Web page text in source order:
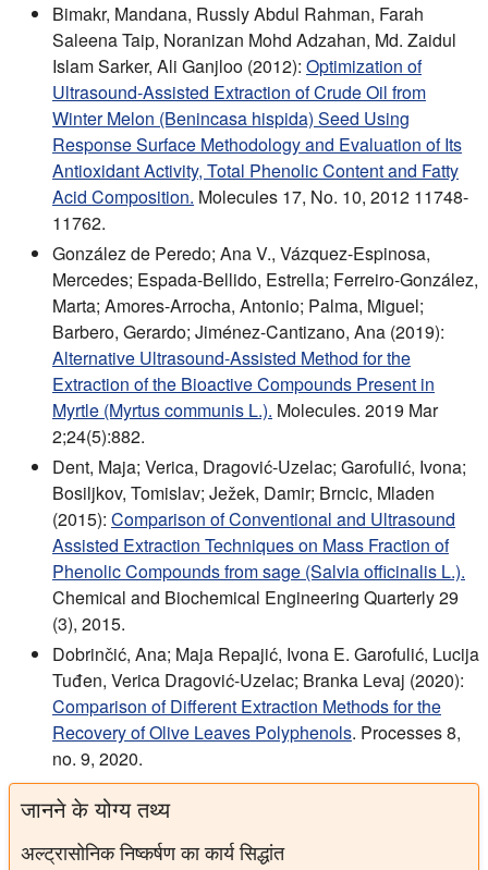
Bimakr, Mandana, Russly Abdul Rahman, Farah
Saleena Taip, Noranizan Mohd Adzahan, Md. Zaidul
Islam Sarker, Ali Ganjloo (2012): Optimization of
Ultrasound-Assisted Extraction of Crude Oil from
Winter Melon (Benincasa hispida) Seed Using
Response Surface Methodology and Evaluation of Its
Antioxidant Activity, Total Phenolic Content and Fatty
Acid Composition. Molecules 17, No. 10, 2012 11748-
11762.
González de Peredo; Ana V., Vázquez-Espinosa,
Mercedes; Espada-Bellido, Estrella; Ferreiro-González,
Marta; Amores-Arrocha, Antonio; Palma, Miguel;
Barbero, Gerardo; Jiménez-Cantizano, Ana (2019):
Alternative Ultrasound-Assisted Method for the
Extraction of the Bioactive Compounds Present in
Myrtle (Myrtus communis L.). Molecules. 2019 Mar
2;24(5):882.
Dent, Maja; Verica, Dragović-Uzelac; Garofulić, Ivona;
Bosiljkov, Tomislav; Ježek, Damir; Brncic, Mladen
(2015): Comparison of Conventional and Ultrasound
Assisted Extraction Techniques on Mass Fraction of
Phenolic Compounds from sage (Salvia officinalis L.).
Chemical and Biochemical Engineering Quarterly 29
(3), 2015.
Dobrinčić, Ana; Maja Repajić, Ivona E. Garofulić, Lucija
Tuđen, Verica Dragović-Uzelac; Branka Levaj (2020):
Comparison of Different Extraction Methods for the
Recovery of Olive Leaves Polyphenols. Processes 8,
no. 9, 2020.
जानने के योग्य तथ्य
अल्ट्रासोनिक निष्कर्षण का कार्य सिद्धांत